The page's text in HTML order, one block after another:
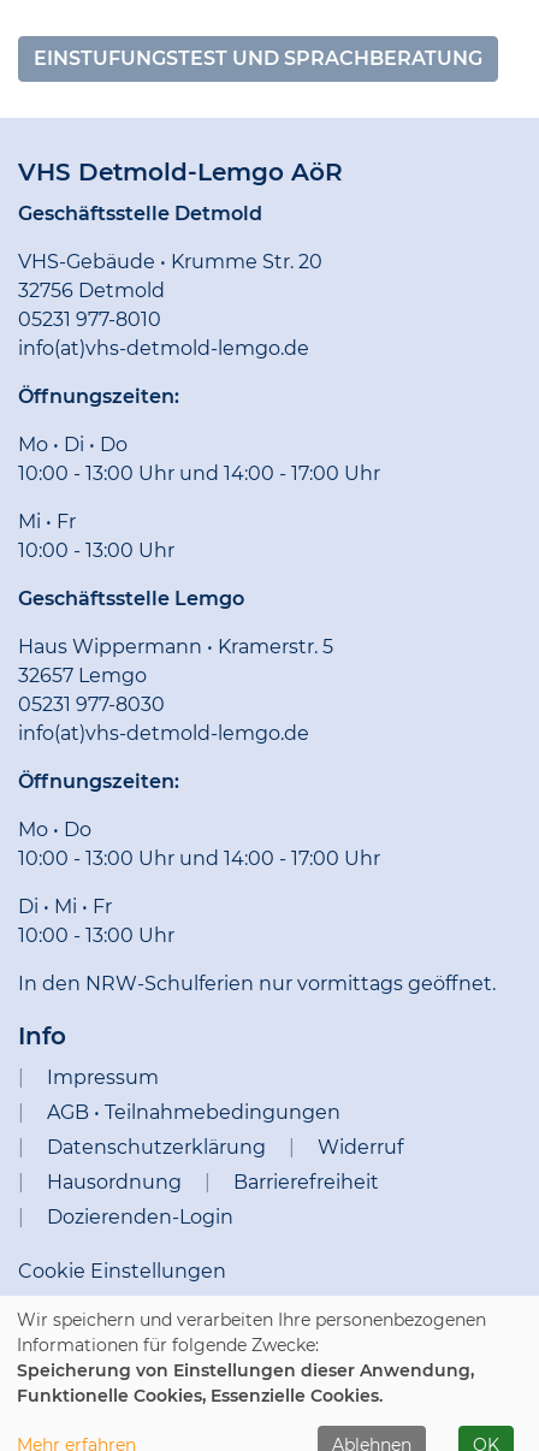
EINSTUFUNGSTEST UND SPRACHBERATUNG
VHS Detmold-Lemgo AöR
Geschäftsstelle Detmold
VHS-Gebäude • Krumme Str. 20
32756 Detmold
05231 977-8010
info(at)vhs-detmold-lemgo.de
Öffnungszeiten:
Mo • Di • Do
10:00 - 13:00 Uhr und 14:00 - 17:00 Uhr
Mi • Fr
10:00 - 13:00 Uhr
Geschäftsstelle Lemgo
Haus Wippermann • Kramerstr. 5
32657 Lemgo
05231 977-8030
info(at)vhs-detmold-lemgo.de
Öffnungszeiten:
Mo • Do
10:00 - 13:00 Uhr und 14:00 - 17:00 Uhr
Di • Mi • Fr
10:00 - 13:00 Uhr
In den NRW-Schulferien nur vormittags geöffnet.
Info
Impressum
AGB • Teilnahmebedingungen
Datenschutzerklärung
Widerruf
Hausordnung
Barrierefreiheit
Dozierenden-Login
Cookie Einstellungen
Wir speichern und verarbeiten Ihre personenbezogenen
Informationen für folgende Zwecke:
Speicherung von Einstellungen dieser Anwendung,
Funktionelle Cookies, Essenzielle Cookies.
Mehr erfahren Ablehnen OK